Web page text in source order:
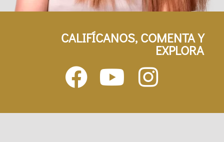
CALIFÍCANOS, COMENTA Y
EXPLORA